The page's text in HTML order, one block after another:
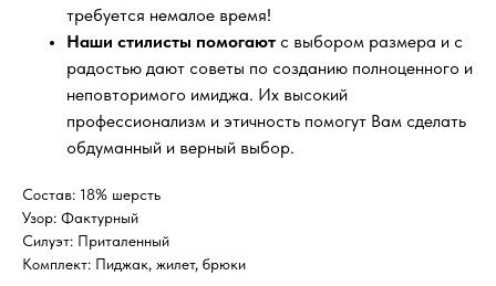
требуется немалое время!
Наши стилисты помогают с выбором размера и с
радостью дают советы по созданию полноценного и
неповторимого имиджа. Их высокий
профессионализм и этичность помогут Вам сделать
обдуманный и верный выбор.
Состав: 18% шерсть
Узор: Фактурный
Силуэт: Приталенный
Комплект: Пиджак, жилет, брюки